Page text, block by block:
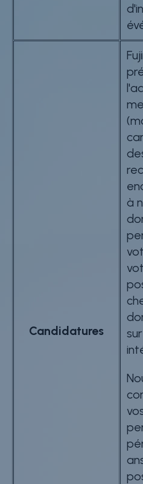
Candidatures
à